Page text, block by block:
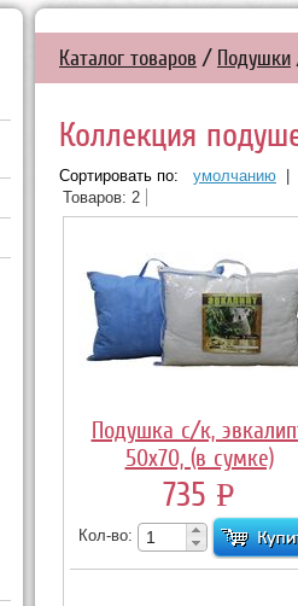
Каталог товаров / Подушки
Коллекция
Сортировать по: умолчанию
Товаров: 2
Подушка с/к,
50х70, (в сумке)
735 P
УБ.
Кол-во: